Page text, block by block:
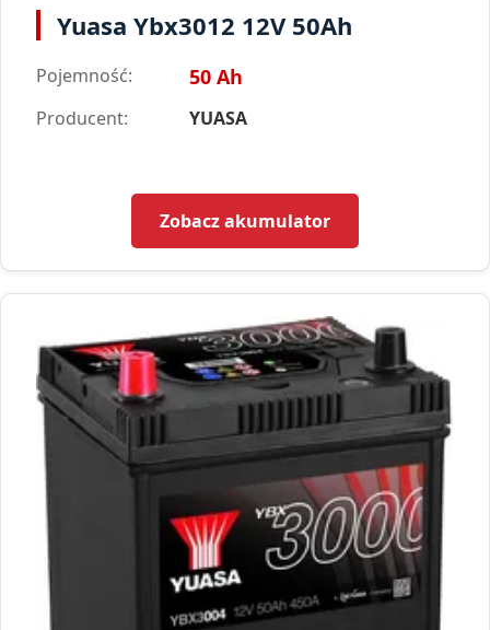
Yuasa Ybx3012 12V 50Ah
Pojemność: 50 Ah
Producent: YUASA
Zobacz akumulator